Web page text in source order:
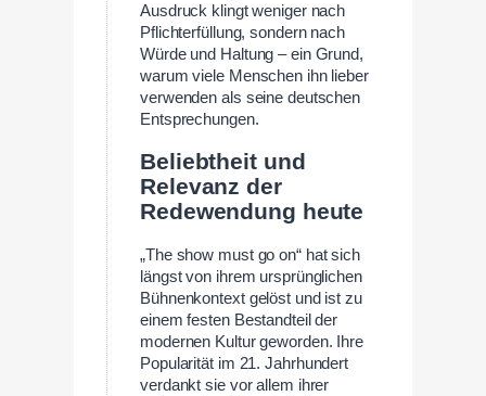
Ausdruck klingt weniger nach
Pflichterfüllung, sondern nach
Würde und Haltung – ein Grund,
warum viele Menschen ihn lieber
verwenden als seine deutschen
Entsprechungen.
Beliebtheit und
Relevanz der
Redewendung heute
„The show must go on“ hat sich
längst von ihrem ursprünglichen
Bühnenkontext gelöst und ist zu
einem festen Bestandteil der
modernen Kultur geworden. Ihre
Popularität im 21. Jahrhundert
verdankt sie vor allem ihrer